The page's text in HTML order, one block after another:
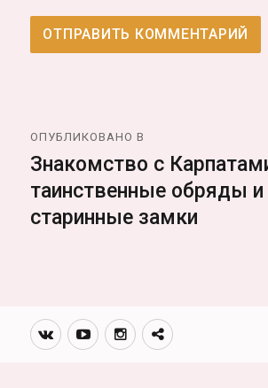
по
записям
ОПУБЛИКОВАНО В
Знакомство с
таинственные обряды и
старинные замки
Вконтакте
YoutubeИнстаграмм
Телеграм